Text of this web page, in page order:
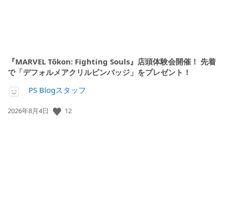
『MARVEL Tōkon: Fighting Souls』店頭体験会開催！ 先着
で「デフォルメアクリルピンバッジ」をプレゼント！
PS Blogスタッフ
公
2026年8月4日 12